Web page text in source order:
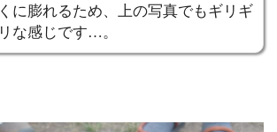
くに膨れるため、上の写真でもギリギ
リな感じです…。